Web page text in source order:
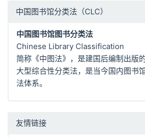
中国图书馆分类法（CLC）
中国图书馆图书分类法
Chinese Library Classification
简称《中图法》，是建国后编制出版
大型综合性分类法，是当今国内图书
法体系。
友情链接